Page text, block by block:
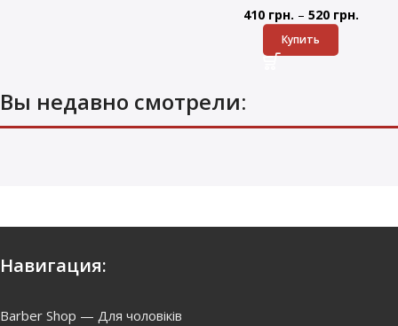
410 грн. – 520 грн.
Купить
Вы недавно смотрели:
Навигация:
Barber Shop — Для чоловіків